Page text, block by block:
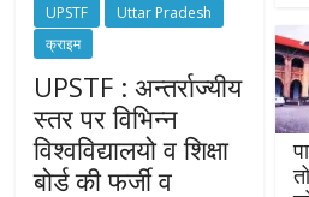
UPSTF
Uttar Pradesh
क्राइम
UPSTF : अन्तर्राज्यीय
स्तर पर विभिन्न
विश्वविद्यालयो व शिक्षा
बोर्ड की फर्जी व